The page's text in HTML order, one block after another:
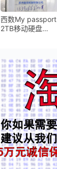
西数My passport
2TB移动硬盘